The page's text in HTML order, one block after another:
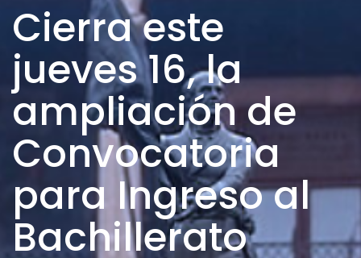
Cierra este
jueves 16, la
ampliación de
Convocatoria
para Ingreso al
Bachillerato